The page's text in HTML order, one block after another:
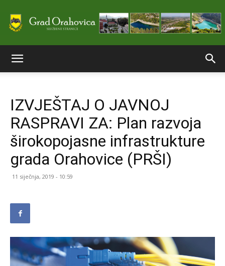
stranice
Grada
IZVJEŠTAJ O JAVNOJ
RASPRAVI ZA: Plan razvoja
širokopojasne infrastrukture
grada Orahovice (PRŠI)
11 siječnja, 2019 - 10:59